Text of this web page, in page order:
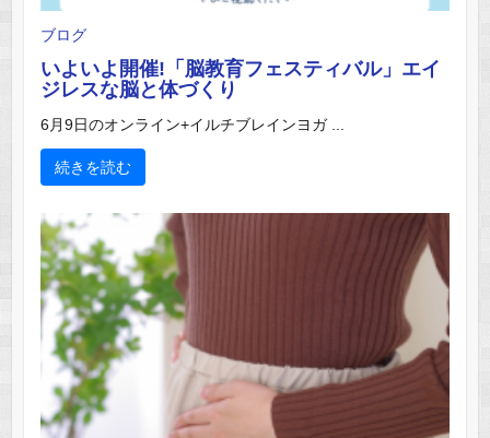
ブログ
いよいよ開催!「脳教育フェスティバル」エイ
ジレスな脳と体づくり
6月9日のオンライン+イルチブレインヨガ ...
続きを読む